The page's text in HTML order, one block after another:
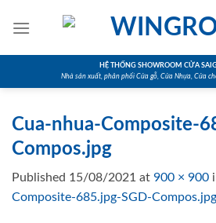
HỆ THỐNG SHOWROOM CỬA
Nhà sản xuất, phân phối Cửa gỗ, Cửa Nhựa, Cửa
Cua-nhua-Composite-
Compos.jpg
Published 15/08/2021 at 900 × 900
Composite-685.jpg-SGD-Compos.jpg